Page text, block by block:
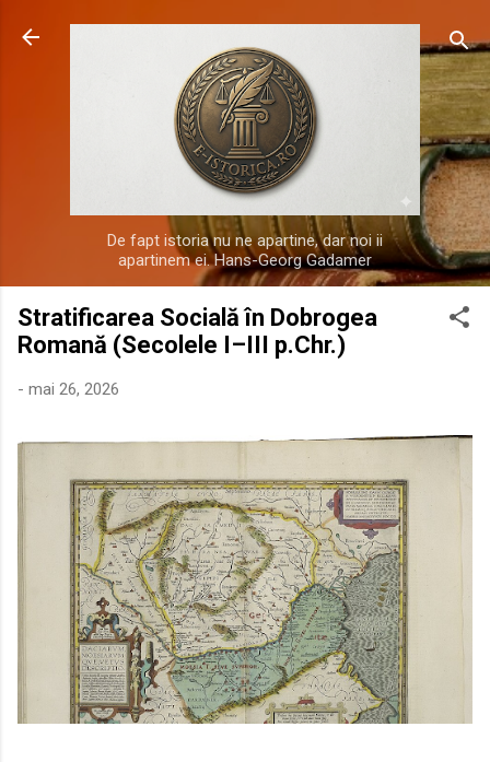
Treceți la conținutul principal
De fapt istoria nu ne apartine, dar noi ii
apartinem ei. Hans-Georg Gadamer
Stratificarea Socială în Dobrogea
Romană (Secolele I–III p.Chr.)
- mai 26, 2026